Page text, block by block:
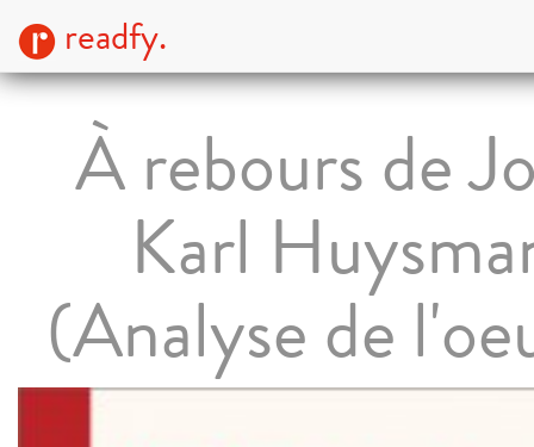
readfy.
À rebours de
Karl
(Analyse de